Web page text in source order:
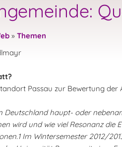
» Themen
Passau zur Bewertung
Deutschland haupt- oder
wird und wie viel Resonanz die
Im Wintersemester 2012/